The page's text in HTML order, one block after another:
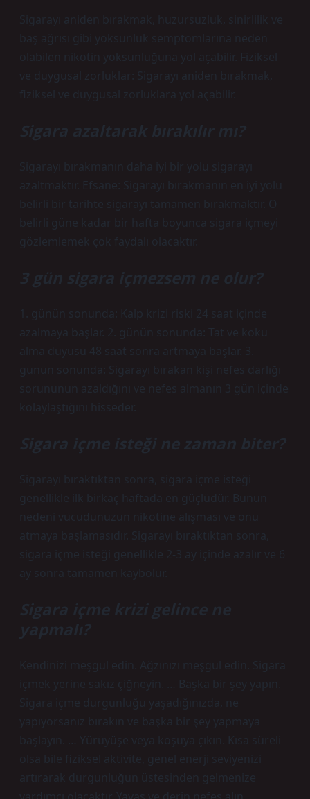
Sigarayı aniden bırakmak, huzursuzluk, sinirlilik ve
baş ağrısı gibi yoksunluk semptomlarına neden
olabilen nikotin yoksunluğuna yol açabilir. Fiziksel
ve duygusal zorluklar: Sigarayı aniden bırakmak,
fiziksel ve duygusal zorluklara yol açabilir.
Sigara azaltarak bırakılır mı?
Sigarayı bırakmanın daha iyi bir yolu sigarayı
azaltmaktır. Efsane: Sigarayı bırakmanın en iyi yolu
belirli bir tarihte sigarayı tamamen bırakmaktır. O
belirli güne kadar bir hafta boyunca sigara içmeyi
gözlemlemek çok faydalı olacaktır.
3 gün sigara içmezsem ne olur?
1. günün sonunda: Kalp krizi riski 24 saat içinde
azalmaya başlar. 2. günün sonunda: Tat ve koku
alma duyusu 48 saat sonra artmaya başlar. 3.
günün sonunda: Sigarayı bırakan kişi nefes darlığı
sorununun azaldığını ve nefes almanın 3 gün içinde
kolaylaştığını hisseder.
Sigara içme isteği ne zaman biter?
Sigarayı bıraktıktan sonra, sigara içme isteği
genellikle ilk birkaç haftada en güçlüdür. Bunun
nedeni vücudunuzun nikotine alışması ve onu
atmaya başlamasıdır. Sigarayı bıraktıktan sonra,
sigara içme isteği genellikle 2-3 ay içinde azalır ve 6
ay sonra tamamen kaybolur.
Sigara içme krizi gelince ne
yapmalı?
Kendinizi meşgul edin. Ağzınızı meşgul edin. Sigara
içmek yerine sakız çiğneyin. … Başka bir şey yapın.
Sigara içme durgunluğu yaşadığınızda, ne
yapıyorsanız bırakın ve başka bir şey yapmaya
başlayın. … Yürüyüşe veya koşuya çıkın. Kısa süreli
olsa bile fiziksel aktivite, genel enerji seviyenizi
artırarak durgunluğun üstesinden gelmenize